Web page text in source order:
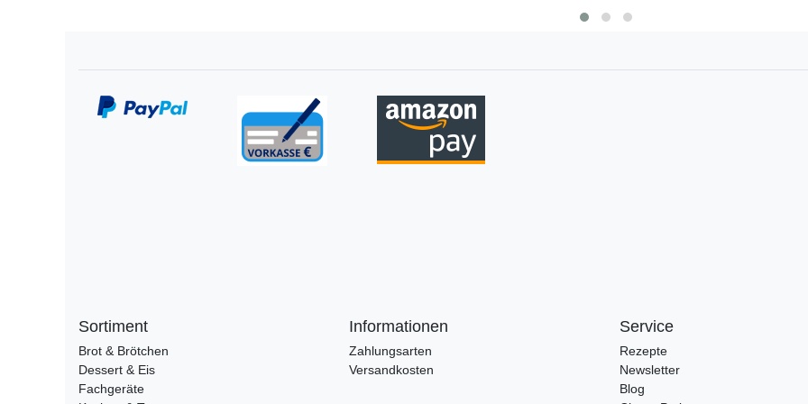
Sortiment
Brot & Brötchen
Dessert & Eis
Fachgeräte
Informationen
Zahlungsarten
Versandkosten
Service
Rezepte
Newsletter
Blog